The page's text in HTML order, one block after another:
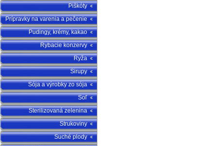
Piškóty
Prípravky na varenia a pečenie
Pudingy, krémy, kakao
Rybacie konzervy
Ryža
Sirupy
Sója a výrobky zo sója
Soľ
Sterilizovaná zelenina
Strukoviny
Suché plody